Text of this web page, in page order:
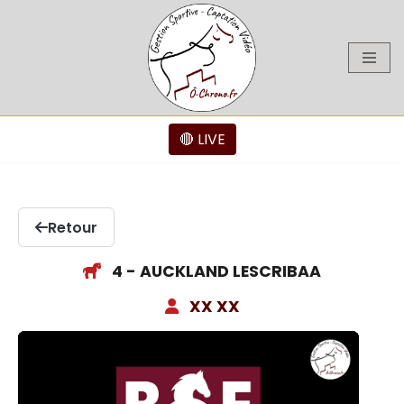
🔴 LIVE
Retour
4 - AUCKLAND LESCRIBAA
XX XX